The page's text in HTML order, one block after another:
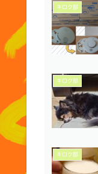
キロク部
キロク部
キロク部